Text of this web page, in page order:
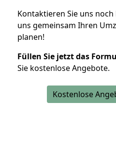
Kontaktieren Sie uns
uns gemeinsam Ihren
planen!
Füllen Sie jetzt das
Sie kostenlose Angebote.
Kostenlose